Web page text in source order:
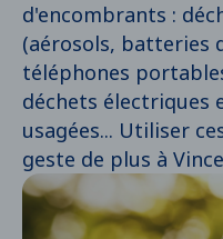
d'encombrants :
(aérosols, batteries
téléphones
déchets électriques
usagées... Utiliser
geste de plus à